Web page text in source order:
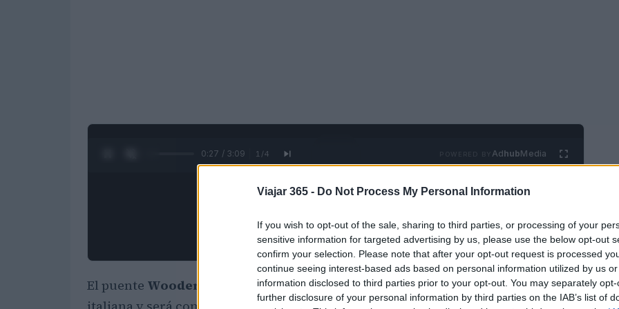
Viajar 365 - Do Not Process My Personal Information
If you wish to opt-out of the sale, sharing to third parties, or processing of your
sensitive information for targeted advertising by us, please use the below opt-out
confirm your selection. Please note that after your opt-out request is processed
continue seeing interest-based ads based on personal information utilized by us
information disclosed to third parties prior to your opt-out. You may separately
further disclosure of your personal information by third parties on the IAB’s list of
0:28 / 3:09 1 /4 POWERED BY AdhubMedia
El puente Wooden en el mundose construyó en Noruega por una empresa